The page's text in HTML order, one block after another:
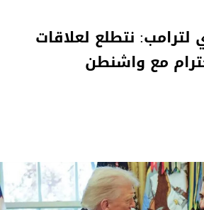
نتطلع لعلاقات
مع واشنطن